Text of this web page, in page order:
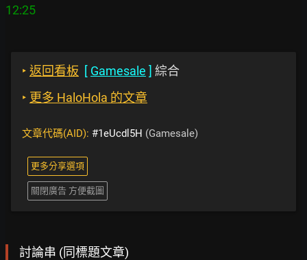
‣ 返回看板 [ Gamesale ] 綜合
‣ 更多 HaloHola 的文章
文章代碼(AID): #1eUcdl5H (Gamesale)
更多分享選項
關閉廣告 方便截圖
討論串 (同標題文章)